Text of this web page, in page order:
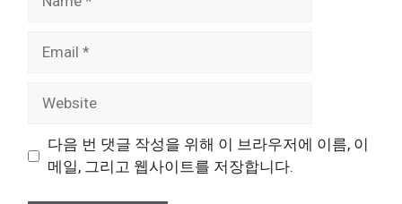
다음 번 댓글 작성을 위해 이 브라우저에 이름, 이
메일, 그리고 웹사이트를 저장합니다.